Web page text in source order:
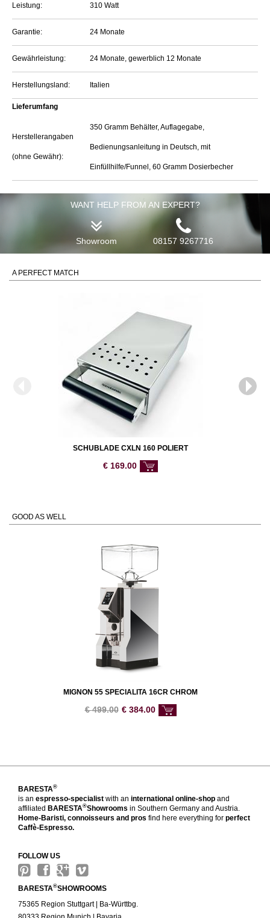
Leistung: 310 Watt
Garantie: 24 Monate
Gewährleistung: 24 Monate, gewerblich 12 Monate
Herstellungsland: Italien
Lieferumfang
Herstellerangaben
(ohne Gewähr):
350 Gramm Behälter, Auflagegabe,
Bedienungsanleitung in Deutsch, mit
Einfüllhilfe/Funnel, 60 Gramm Dosierbecher
WANT HELP FROM AN EXPERT?
Showroom 08157 9267716
A PERFECT MATCH
SCHUBLADE CXLN 160 POLIERT
€ 169.00
GOOD AS WELL
MIGNON 55 SPECIALITA 16CR CHROM
€499.00 € 384.00
BARESTA®
is an espresso-specialist with an international online-shop and
affiliated BARESTA®Showrooms in Southern Germany and Austria.
Home-Baristi, connoisseurs and pros find here everything for perfect
Caffè-Espresso.
FOLLOW US
BARESTA®SHOWROOMS
75365 Region Stuttgart | Ba-Württbg.